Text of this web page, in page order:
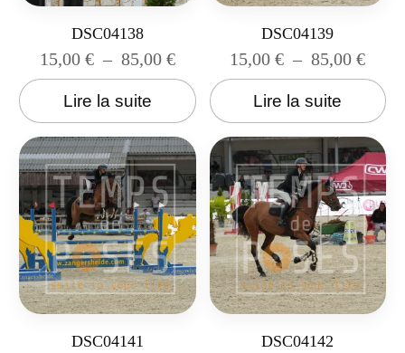
DSC04138
15,00 € – 85,00 €
Lire la suite
DSC04139
15,00€ – 85,00€
Lire la suite
DSC04141 DSC04142